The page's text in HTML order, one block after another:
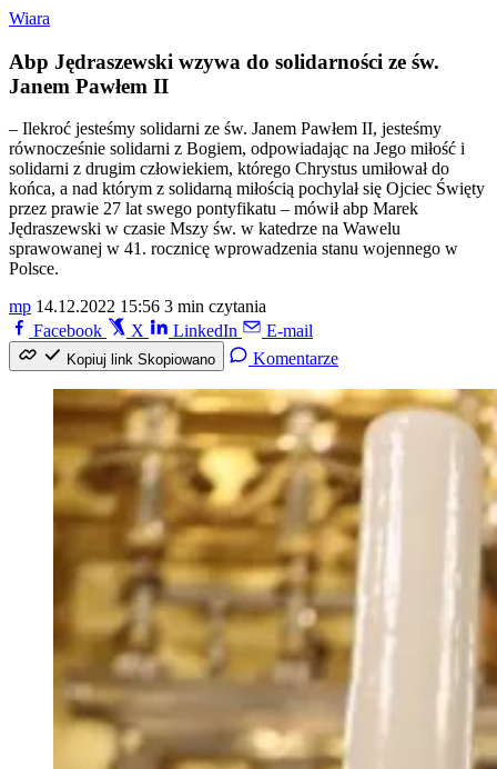
Wiara
Abp Jędraszewski wzywa do solidarności ze św.
Janem Pawłem II
– Ilekroć jesteśmy solidarni ze św. Janem Pawłem II, jesteśmy
równocześnie solidarni z Bogiem, odpowiadając na Jego miłość i
solidarni z drugim człowiekiem, którego Chrystus umiłował do
końca, a nad którym z solidarną miłością pochylał się Ojciec Święty
przez prawie 27 lat swego pontyfikatu – mówił abp Marek
Jędraszewski w czasie Mszy św. w katedrze na Wawelu
sprawowanej w 41. rocznicę wprowadzenia stanu wojennego w
Polsce.
mp 14.12.2022 15:56 3 min czytania
Facebook
X LinkedIn E-mail
Kopiuj link Skopiowano Komentarze